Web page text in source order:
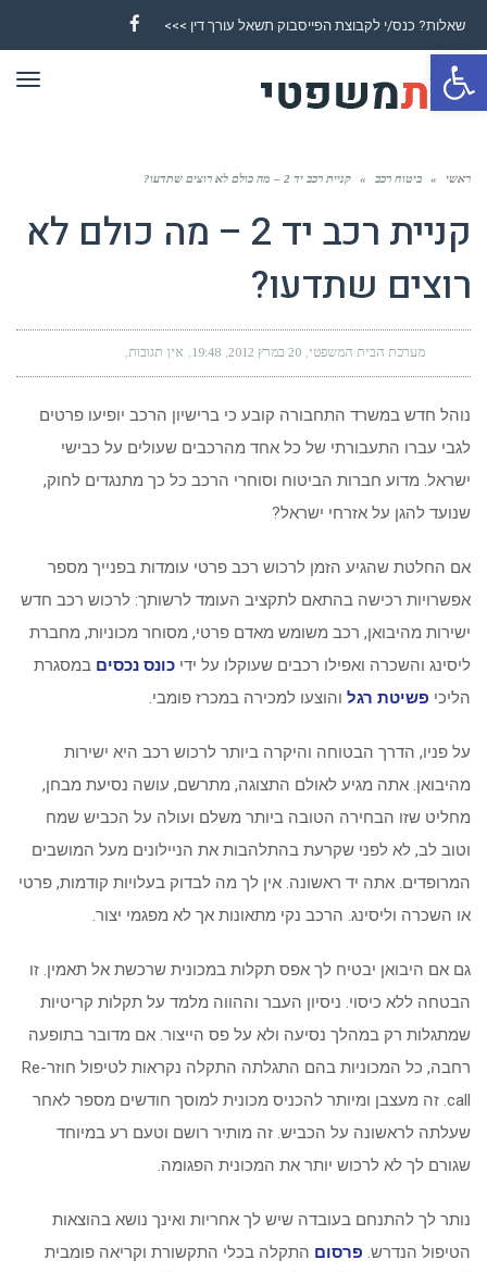
פתח סרגל נגישות
שאלות? כנס/י לקבוצת הפייסבוק תשאל עורך דין >>>
Facebook
ראשי » ביטוח רכב » קניית רכב יד 2 – מה כולם לא רוצים שתדעו?
קניית רכב יד 2 – מה כולם לא
רוצים שתדעו?
מערכת הבית המשפטי 20 במרץ 2012 19:48 אין תגובות
נוהל חדש במשרד התחבורה קובע כי ברישיון הרכב יופיעו פרטים
לגבי עברו התעבורתי של כל אחד מהרכבים שעולים על כבישי
ישראל. מדוע חברות הביטוח וסוחרי הרכב כל כך מתנגדים לחוק,
שנועד להגן על אזרחי ישראל?
אם החלטת שהגיע הזמן לרכוש רכב פרטי עומדות בפנייך מספר
אפשרויות רכישה בהתאם לתקציב העומד לרשותך: לרכוש רכב חדש
ישירות מהיבואן, רכב משומש מאדם פרטי, מסוחר מכוניות, מחברת
ליסינג והשכרה ואפילו רכבים שעוקלו על ידי כונס נכסים במסגרת
הליכי פשיטת רגל והוצעו למכירה במכרז פומבי.
על פניו, הדרך הבטוחה והיקרה ביותר לרכוש רכב היא ישירות
מהיבואן. אתה מגיע לאולם התצוגה, מתרשם, עושה נסיעת מבחן,
מחליט שזו הבחירה הטובה ביותר משלם ועולה על הכביש שמח
וטוב לב, לא לפני שקרעת בהתלהבות את הניילונים מעל המושבים
המרופדים. אתה יד ראשונה. אין לך מה לבדוק בעלויות קודמות, פרטי
או השכרה וליסינג. הרכב נקי מתאונות אך לא מפגמי יצור.
גם אם היבואן יבטיח לך אפס תקלות במכונית שרכשת אל תאמין. זו
הבטחה ללא כיסוי. ניסיון העבר וההווה מלמד על תקלות קריטיות
שמתגלות רק במהלך נסיעה ולא על פס הייצור. אם מדובר בתופעה
רחבה, כל המכוניות בהם התגלתה התקלה נקראות לטיפול חוזר-Re
call. זה מעצבן ומיותר להכניס מכונית למוסך חודשים מספר לאחר
שעלתה לראשונה על הכביש. זה מותיר רושם וטעם רע במיוחד
שגורם לך לא לרכוש יותר את המכונית הפגומה.
נותר לך להתנחם בעובדה שיש לך אחריות ואינך נושא בהוצאות
הטיפול הנדרש. פרסום התקלה בכלי התקשורת וקריאה פומבית